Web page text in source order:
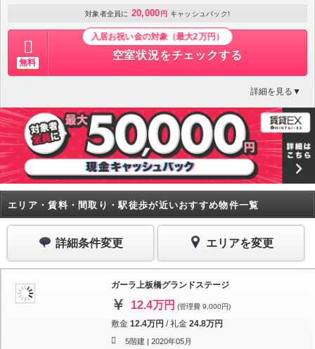
対象者全員に 20,000 円 キャッシュバック!
無料
入居お祝い金の対象（最大2万円）
空室状況をチェックする
詳細を見る▼
エリア・賃料・間取り・駅徒歩が近いおすすめ物件一覧
詳細条件変更 エリアを変更
ガーラ上板橋グランドステージ
12.4万円 (管理費 9,000円)
敷金 12.4万円 /礼金 24.8万円
5階建 | 2020年05月